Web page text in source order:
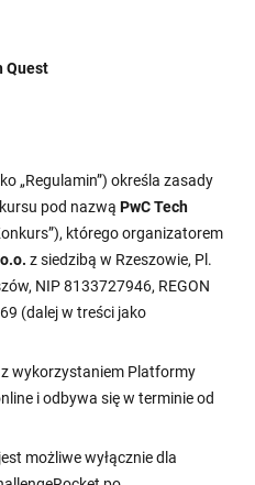
Quest
„Regulamin”) określa zasady
pod nazwą PwC Tech
którego organizatorem
z siedzibą w Rzeszowie, Pl.
NIP 8133727946, REGON
(dalej w treści jako
wykorzystaniem Platformy
i odbywa się w terminie od
możliwe wyłącznie dla